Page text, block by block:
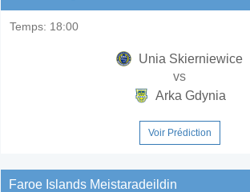
Temps: 18:00
Unia Skierniewice
vs
Arka Gdynia
Voir Prédiction
Faroe Islands Meistaradeildin